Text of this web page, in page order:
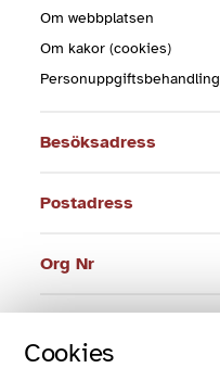
Cookies
Om webbplatsen
Om kakor (cookies)
Personuppgiftsbehandling
Besöksadress
Postadress
Org Nr